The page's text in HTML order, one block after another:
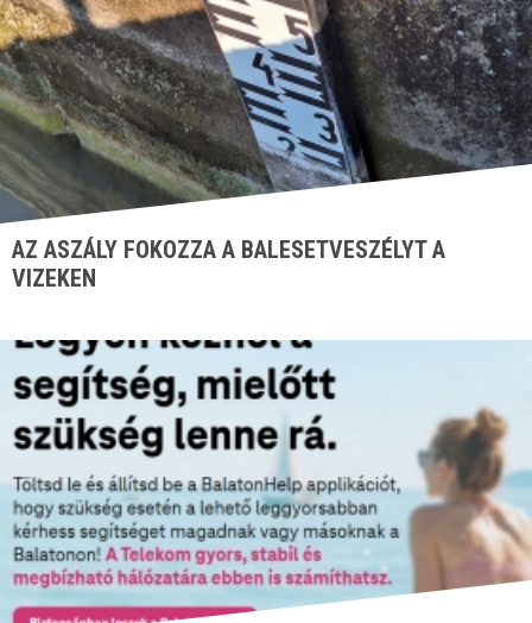
AZ ASZÁLY FOKOZZA A BALESETVESZÉLYT A
VIZEKEN